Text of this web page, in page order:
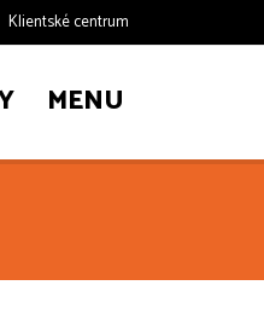
Klientské centrum
MENU